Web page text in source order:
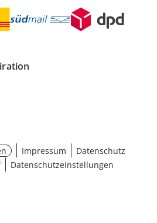
Impressum
Datenschutz
Datenschutzeinstellungen